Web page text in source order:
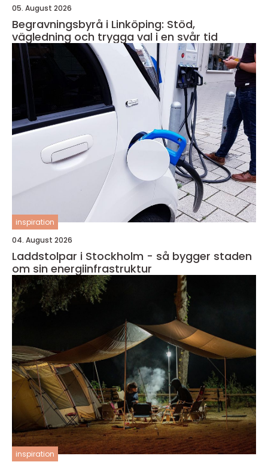
05. August 2026
Begravningsbyrå i Linköping: Stöd,
vägledning och trygga val i en svår tid
inspiration
04. August 2026
Laddstolpar i Stockholm - så bygger staden
om sin energiinfrastruktur
inspiration